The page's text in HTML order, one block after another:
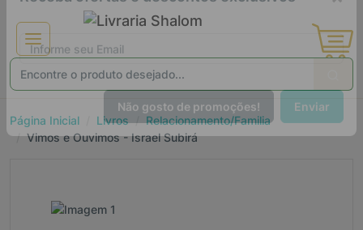
Página Inicial Livros
Relacionamento/Familia
Vimos e Ouvimos - Israel Subirá
Receba ofertas e descontos exclusivos ×
Não gosto de promoções! Enviar